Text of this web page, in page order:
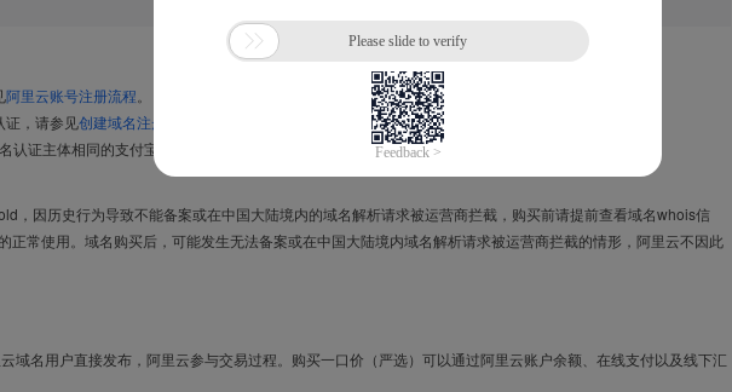
阿里云账号注册流程
证，请参见创建域名注册信息模板
认证主体相同的支付宝，进入
完成绑定。
，因历史行为导致不能备案或在中国大陆境内的域名解析请求被运营商拦截，购买前请提前查看域名whois信
正常使用。域名购买后，可能发生无法备案或在中国大陆境内域名解析请求被运营商拦截的情形，阿里云不因此
域名用户直接发布，阿里云参与交易过程。购买一口价（严选）可以通过阿里云账户余额、在线支付以及线下汇